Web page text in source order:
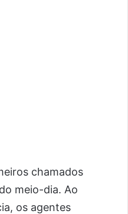
chamados
meio-dia. Ao
os agentes